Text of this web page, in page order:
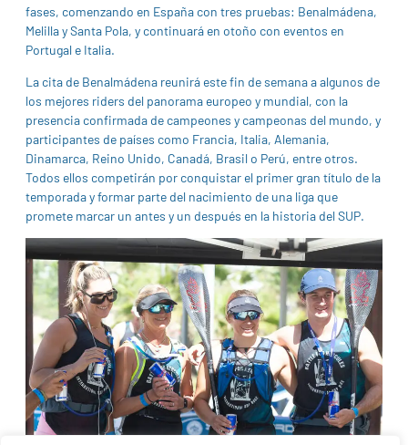
fases, comenzando en España con tres pruebas: Benalmádena,
Melilla y Santa Pola, y continuará en otoño con eventos en
Portugal e Italia.
La cita de Benalmádena reunirá este fin de semana a algunos de
los mejores riders del panorama europeo y mundial, con la
presencia confirmada de campeones y campeonas del mundo, y
participantes de países como Francia, Italia, Alemania,
Dinamarca, Reino Unido, Canadá, Brasil o Perú, entre otros.
Todos ellos competirán por conquistar el primer gran título de la
temporada y formar parte del nacimiento de una liga que
promete marcar un antes y un después en la historia del SUP.